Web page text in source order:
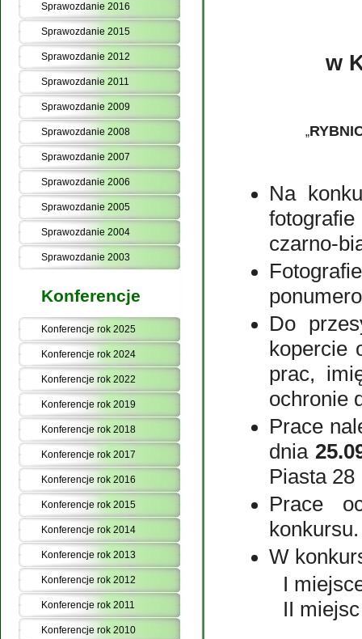
Sprawozdanie 2016
Sprawozdanie 2015
Sprawozdanie 2012
Sprawozdanie 2011
Sprawozdanie 2009
Sprawozdanie 2008
Sprawozdanie 2007
Sprawozdanie 2006
Sprawozdanie 2005
Sprawozdanie 2004
Sprawozdanie 2003
Konferencje
Konferencje rok 2025
Konferencje rok 2024
Konferencje rok 2022
Konferencje rok 2019
Konferencje rok 2018
Konferencje rok 2017
Konferencje rok 2016
Konferencje rok 2015
Konferencje rok 2014
Konferencje rok 2013
Konferencje rok 2012
Konferencje rok 2011
Konferencje rok 2010
w
„
Na
czarno-
Do
kopercie
prac,
ochronie
Prace
dnia
Piasta
Prace
konkursu.
W
I
II miejsc